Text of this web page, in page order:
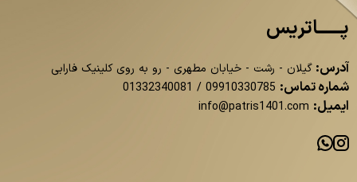
پــــــاتریس
آدرس: گیلان - رشت - خیابان مطهری - رو به روی کلینیک فارابی
شماره تماس: 09910330785
/
01332340081
ایمیل: info@patris1401.com